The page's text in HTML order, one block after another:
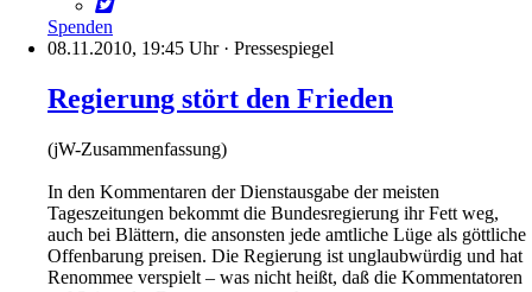
Spenden
08.11.2010, 19:45 Uhr· Pressespiegel
Regierung stört den Frieden
(jW-Zusammenfassung)
In den Kommentaren der Dienstausgabe der meisten
Tageszeitungen bekommt die Bundesregierung ihr Fett weg,
auch bei Blättern, die ansonsten jede amtliche Lüge als göttliche
Offenbarung preisen. Die Regierung ist unglaubwürdig und hat
Renommee verspielt – was nicht heißt, daß die Kommentatoren